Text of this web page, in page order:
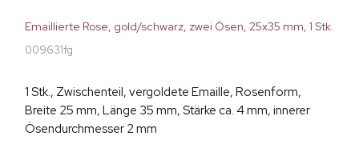
Emaillierte Rose, gold/schwarz, zwei Ösen, 25x35 mm, 1 Stk.
009631fg
1 Stk., Zwischenteil, vergoldete Emaille, Rosenform,
Breite 25 mm, Länge 35 mm, Stärke ca. 4 mm, innerer
Ösendurchmesser 2 mm